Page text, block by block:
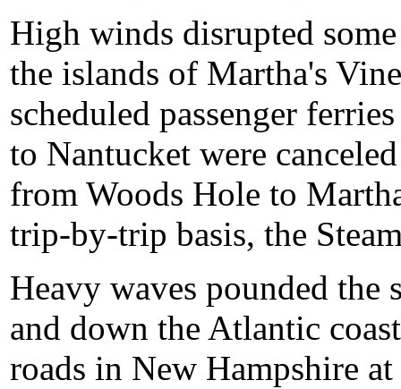
High winds disrupted
the islands of Martha's
scheduled passenger
to Nantucket were
from Woods Hole to
trip-by-trip basis, the
Heavy waves pounded the
and down the Atlantic
roads in New Hampshire